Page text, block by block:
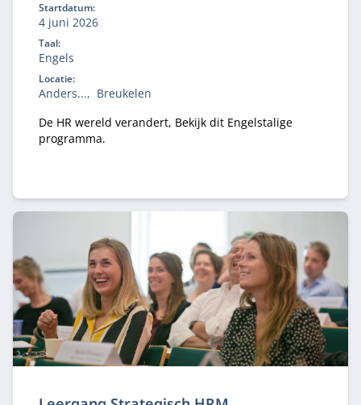
Startdatum:
4 juni 2026
Taal:
Engels
Locatie:
Anders...
Breukelen
De HR wereld verandert, Bekijk dit Engelstalige
programma.